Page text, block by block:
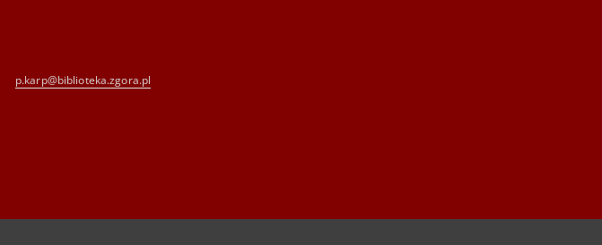
p.karp@biblioteka.zgora.pl